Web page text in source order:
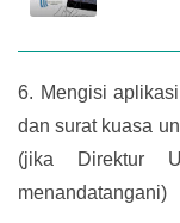
6. Mengisi
dan surat kuasa
(jika Direktur
menandatangani)